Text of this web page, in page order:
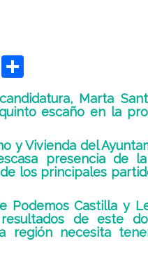
E
m o
m
p
ar
ti
r
Marta
escaño en la
y Vivienda del
presencia de
los principales
Podemos Castilla y
de este
región necesita